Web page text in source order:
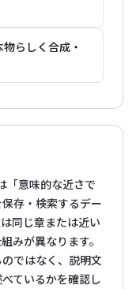
らしく合成・
「意味的な近さで
存・検索するデー
同じ章または近い
みが異なります。
ではなく、説明文
ているかを確認し